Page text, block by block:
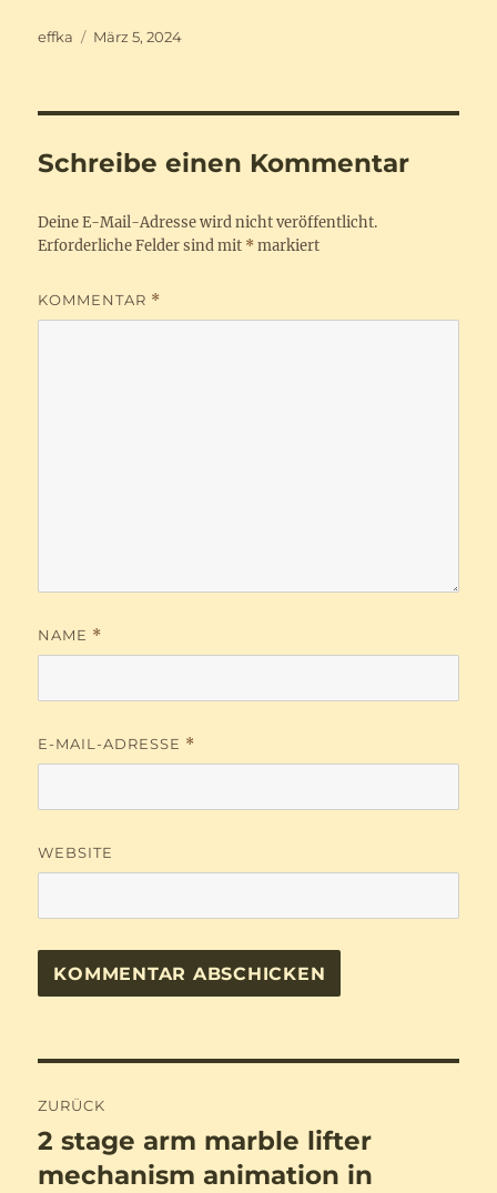
Autor
effka
Veröffentlicht
März 5, 2024
Schreibe einen Kommentar
Deine E-Mail-Adresse wird nicht veröffentlicht.
Erforderliche Felder sind mit * markiert
KOMMENTAR *
NAME *
E-MAIL-ADRESSE *
WEBSITE
ZURÜCK
Vorheriger
Beitrag:
2 stage arm marble lifter
mechanism animation in